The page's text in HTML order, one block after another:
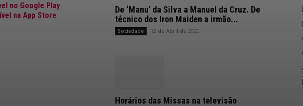
De ‘Manu’ da Silva a Manuel da Cruz. De
técnico dos Iron Maiden a irmão...
Sociedade 12 de Abril de 2020
Horários das Missas na televisão